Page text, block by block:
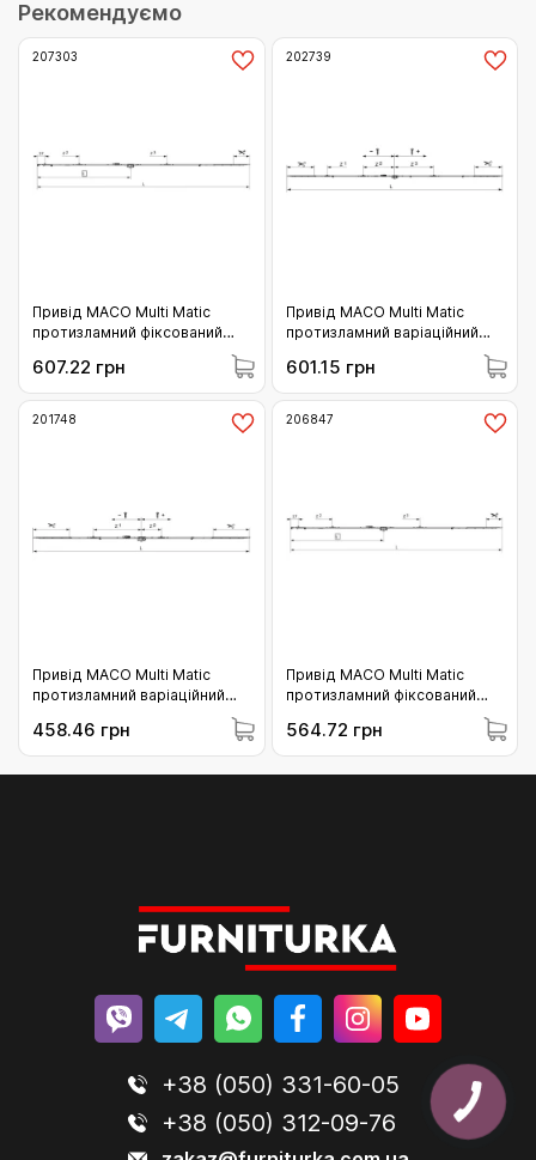
Рекомендуємо
207303
Привід МАСО Multi Matic
протизламний фіксований
цапфою 1591-1700 (207303)
607.22 грн
202739
Привід МАСО Multi Matic
протизламний варіаційний
цапфою 1751-2250 (202739)
601.15 грн
201748
Привід МАСО Multi Matic
протизламний варіаційний
цапфою 1251-1750 (201748)
458.46 грн
206847
Привід МАСО Multi Matic
протизламний фіксований
цапфою 1341-1590 (206847)
564.72 грн
+38 (050) 331-60-05
+38 (050) 312-09-76